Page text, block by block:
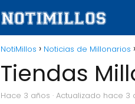
NotiMillos Noticias de Millonarios
Tiendas
hace 3 años · Actualizado hace 3